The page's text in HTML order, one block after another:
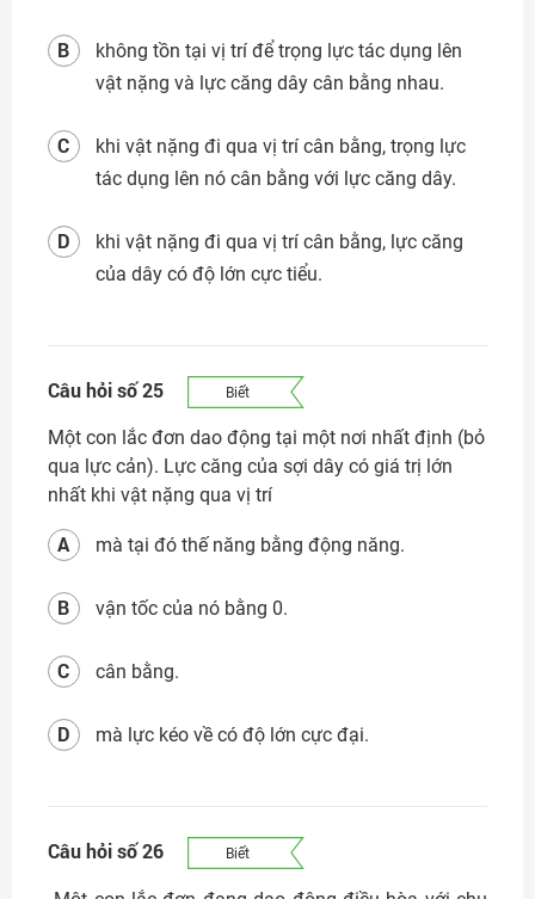
không tồn tại vị trí để trọng lực tác dụng lên
vật nặng và lực căng dây cân bằng nhau.
B
khi vật nặng đi qua vị trí cân bằng, trọng lực
tác dụng lên nó cân bằng với lực căng dây.
C
khi vật nặng đi qua vị trí cân bằng, lực căng
của dây có độ lớn cực tiểu.
D
Câu hỏi số 25 Biết
Một con lắc đơn dao động tại một nơi nhất định (bỏ
qua lực cản). Lực căng của sợi dây có giá trị lớn
nhất khi vật nặng qua vị trí
mà tại đó thế năng bằng động năng.
A
vận tốc của nó bằng 0.
B
cân bằng.
C
mà lực kéo về có độ lớn cực đại.
D
Câu hỏi số 26 Biết